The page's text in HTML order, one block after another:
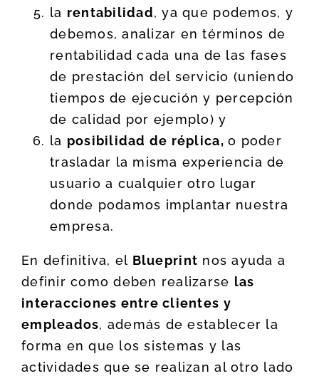
la rentabilidad, ya que podemos, y
debemos, analizar en términos de
rentabilidad cada una de las fases
de prestación del servicio (uniendo
tiempos de ejecución y percepción
de calidad por ejemplo) y
la posibilidad de réplica,o poder
trasladar la misma experiencia de
usuario a cualquier otro lugar
donde podamos implantar nuestra
empresa.
En definitiva, el Blueprint nos ayuda a
definir como deben realizarse las
interacciones entre clientes y
empleados, además de establecer la
forma en que los sistemas y las
actividades que se realizan al otro lado